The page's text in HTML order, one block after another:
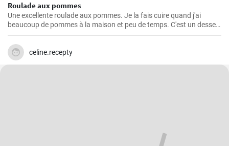
Roulade aux pommes
Une excellente roulade aux pommes. Je la fais cuire quand j'ai
beaucoup de pommes à la maison et peu de temps. C'est un dessert
rapide et facile qui plait toujours.
celine.recepty